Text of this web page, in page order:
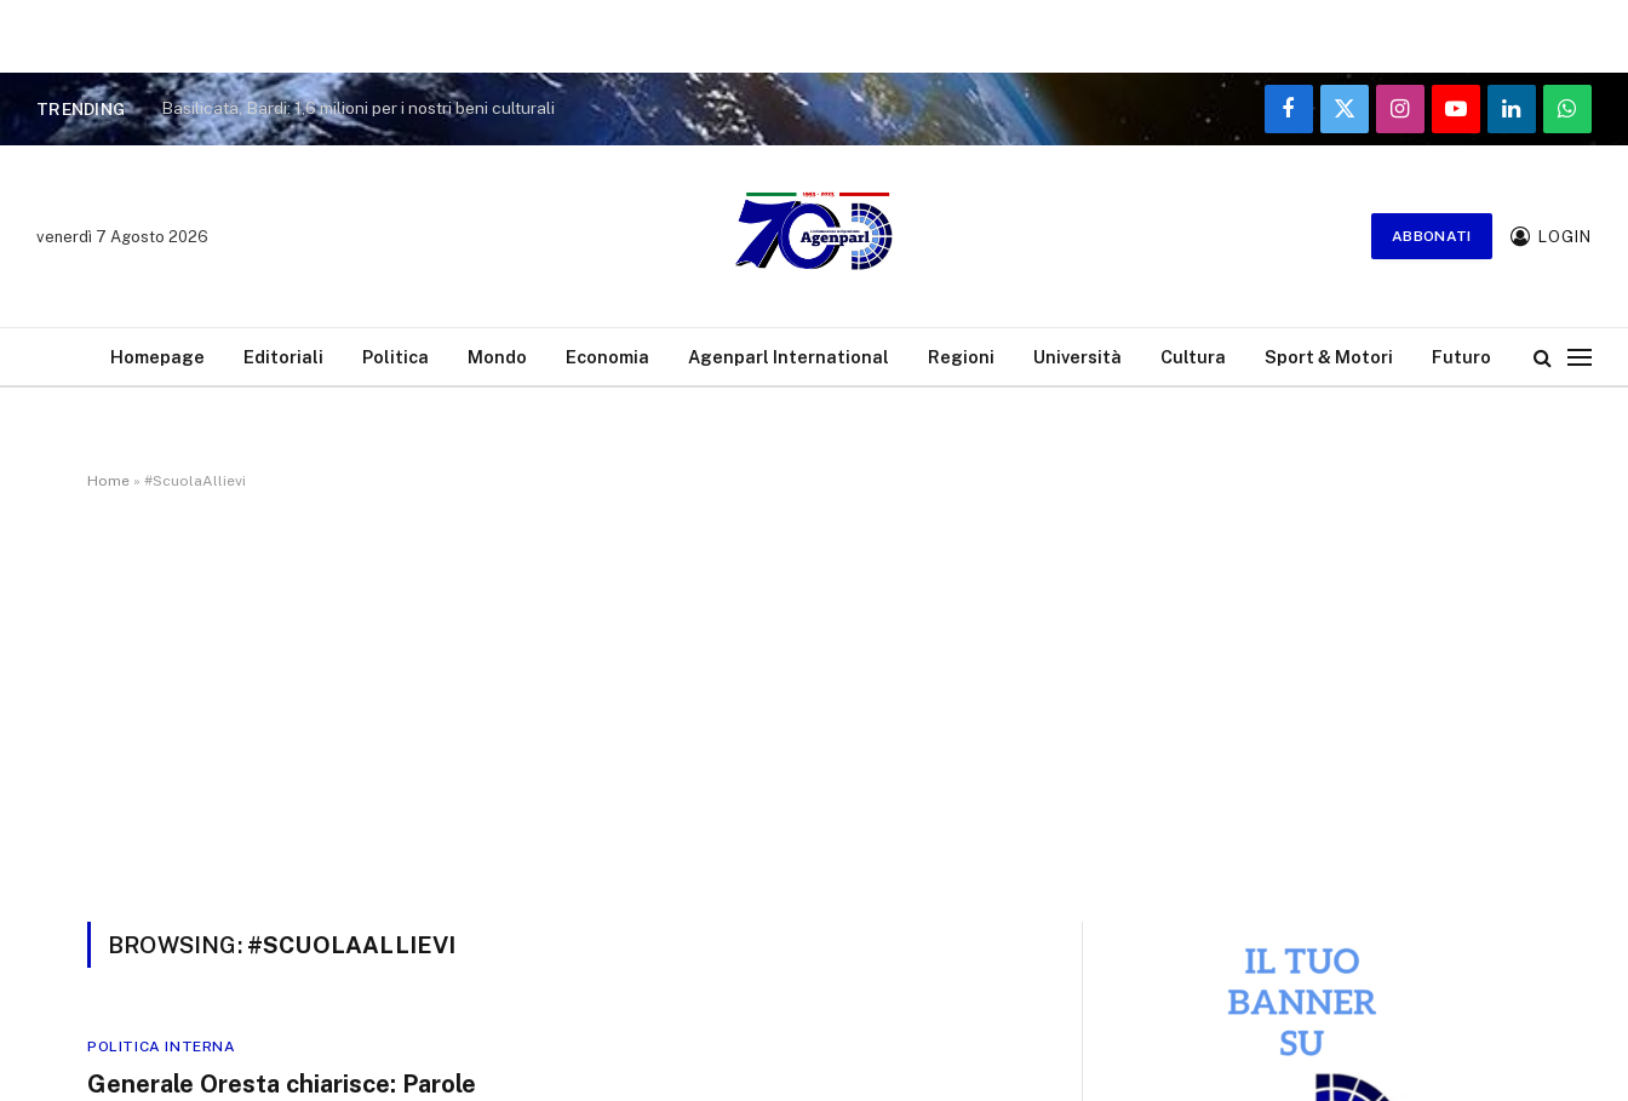
TRENDING Basilicata, Bardi: 1,6 milioni per i nostri beni culturali
Facebook
X
(Twitter)
InstagramYouTubeLinkedIn
venerdì 7 Agosto 2026 ABBONATI LOGIN
Homepage Editoriali Politica Mondo Economia Agenparl International Regioni Università Cultura Sport & Motori Futuro
Home » #ScuolaAllievi
BROWSING: #SCUOLAALLIEVI
POLITICA INTERNA
Generale Oresta chiarisce: Parole